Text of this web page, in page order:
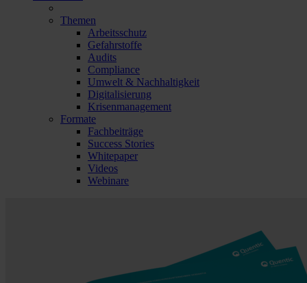
Themen
Arbeitsschutz
Gefahrstoffe
Audits
Compliance
Umwelt & Nachhaltigkeit
Digitalisierung
Krisenmanagement
Formate
Fachbeiträge
Success Stories
Whitepaper
Videos
Webinare